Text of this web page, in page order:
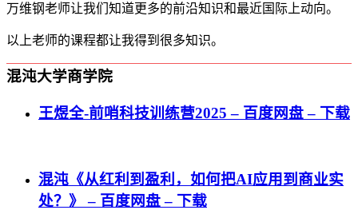
万维钢老师让我们知道更多的前沿知识和最近国际上动向。
以上老师的课程都让我得到很多知识。
混沌大学商学院
王煜全-前哨科技训练营2025 – 百度网盘 – 下载
混沌《从红利到盈利，如何把AI应用到商业实
处？》 – 百度网盘 – 下载